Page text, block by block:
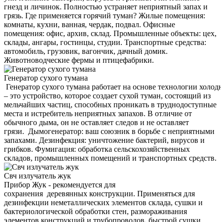
гнезд и личинок. Полностью устраняет неприятный запах и
грязь. Где применяется горячий туман? Жилые помещения:
комнаты, кухни, ванная, чердак, подвал. Офисные
помещения: офис, архив, склад. Промышленные объекты: цех,
склады, ангары, гостинцы, студии. Транспортные средства:
автомобиль, грузовик, вагончик, дачный домик.
Животноводческие фермы и птицефабрики.
Генератор сухого тумана
Генератор сухого тумана работает на основе технологии
– это устройство, которое создает сухой туман, состоящий из
мельчайших частиц, способных проникать в труднодоступные
места и истребитель неприятных запахов. В отличие от
обычного дыма, он не оставляет следов и не оставляет
грязи. Дымогенератор: ваш союзник в борьбе с неприятными
запахами. Дезинфекция: уничтожение бактерий, вирусов и
грибков. Фумигация: обработка сельскохозяйственных
складов, промышленных помещений и транспортных средств.
Свч излучатель жук
Прибор Жук - рекомендуется для
сохранения деревянных конструкции. Применяться для
дезинфекции неметаллических элементов склада, сушки и
бактериологической обработки стен, размораживания